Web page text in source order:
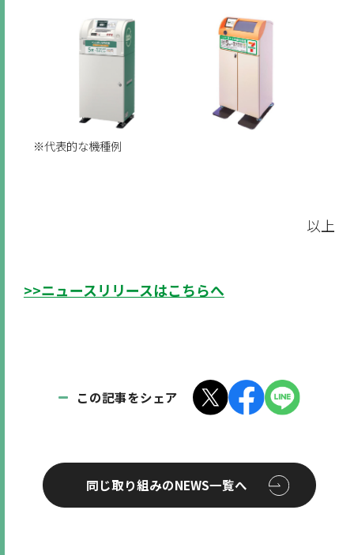
※代表的な機種例
以上
>>ニュースリリースはこちらへ
この記事をシェア
同じ取り組みのNEWS一覧へ